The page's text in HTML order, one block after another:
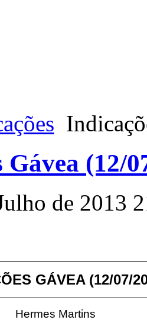
Gávea (12/
de 2013
GÁVEA (12/07/
Hermes Martins